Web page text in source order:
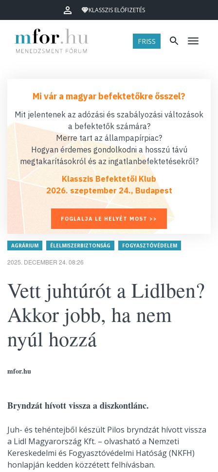
KLASSZIS ELŐFIZETÉS
FRISS Menü
Mi vár a magyar befektetőkre ősszel?
Mit jelentenek az adózási és szabályozási változások
a befektetők számára?
Merre tart az állampapírpiac?
Hogyan érdemes gondolkodni a hosszú távú
megtakarításokról és az ingatlanbefektetésekről?
Klasszis Befektetői Klub
2026. szeptember 24., Budapest
FOGLALJA LE HELYÉT MOST >>
AGRÁRIUM ÉLELMISZERBIZTONSÁG FOGYASZTÓVÉDELEM
2025. DECEMBER 24. 08:26
Vett juhtúrót a Lidlben?
Akkor jobb, ha nem
nyúl hozzá
mfor.hu
Bryndzát hívott vissza a diszkontlánc.
Juh- és tehéntejből készült Pilos bryndzát hívott vissza
a Lidl Magyarország Kft. – olvasható a Nemzeti
Kereskedelmi és Fogyasztóvédelmi Hatóság (NKFH)
honlapján kedden közzétett felhívásban.